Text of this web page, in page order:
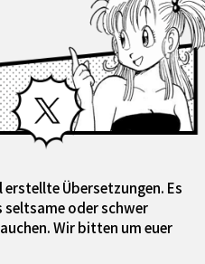
Facebook X
Übersetzungen. Es
seltsame oder schwer
Wir bitten um euer